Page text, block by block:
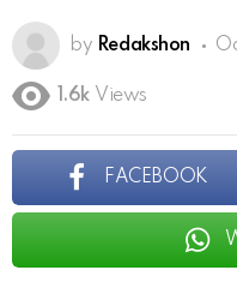
by Redakshon
1.6k Views
FACEBOOK